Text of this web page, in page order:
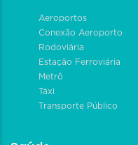
Aeroportos
Conexão Aeroporto
Rodoviária
Estação Ferroviária
Metrô
Táxi
Transporte Público